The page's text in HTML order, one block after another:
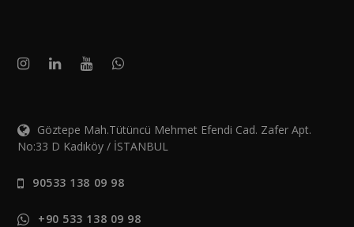
Göztepe Mah.Tütüncü Mehmet Efendi Cad. Zafer Apt.
No:33 D Kadıköy / İSTANBUL
90533 138 09 98
+90 533 138 09 98